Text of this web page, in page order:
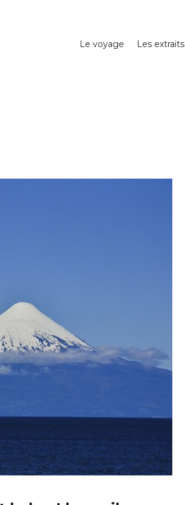
Le voyage Les extraits